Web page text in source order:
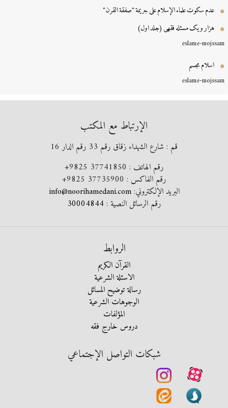
عدم سكوت علماء الإسلام على جريمة "صفقة القرن"
هزار و یک مسئله فقهی (جلد اول)
eslame-
اسلام مجسم
eslame-
الإرتباط مع المكتب
قم : شارع الشهداء زقاق رقم 33 رقم الدار 16
رقم الهاتف :+9825 37741850
رقم الفاكس :+9825 37735900
البريد الإلكتروني:info@noorihamedani.com
رقم الرسائل النصية :30004844
الروابط
القرآن الكريم
الاسئلة الشرعية
رسالة توضيح المسائل
الوجوهات الشرعية
المؤلفات
دروس خارج فقه
شبكات التواصل الإجتماعي